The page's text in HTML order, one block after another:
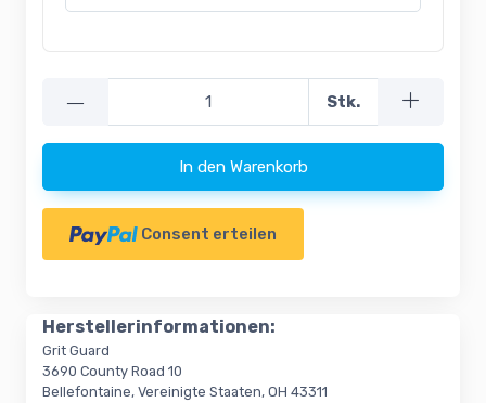
— Stk.
In den Warenkorb
Consent erteilen
Herstellerinformationen:
Grit Guard
3690 County Road 10
Bellefontaine, Vereinigte Staaten, OH 43311